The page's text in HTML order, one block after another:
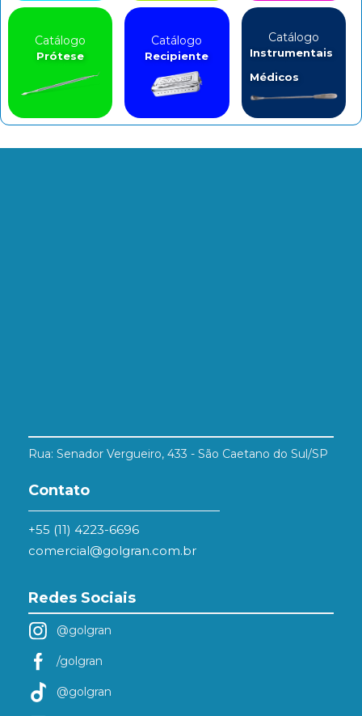
Catálogo
Prótese
Catálogo
Recipiente
Catálogo
Instrumentais
Médicos
Rua: Senador Vergueiro, 433 - São Caetano do Sul/SP
Contato
+55 (11) 4223-6696
comercial@golgran.com.br
Redes Sociais
@golgran
/golgran
@golgran